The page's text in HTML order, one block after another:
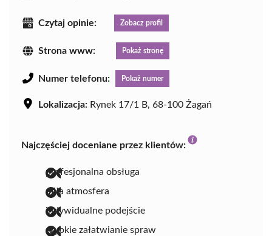
Czytaj opinie: Zobacz profil
Strona www: Pokaż stronę
Numer telefonu: Pokaż numer
Lokalizacja: Rynek 17/1 B, 68-100 Żagań
Najczęściej doceniane przez klientów:
profesjonalna obsługa
miła atmosfera
indywidualne podejście
szybkie załatwianie spraw